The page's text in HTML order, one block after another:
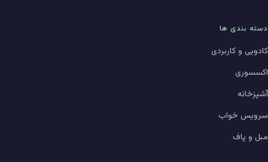
دسته بندی ها
کادویی و کاربردی
اکسسوری
آشپزخانه
سرویس خواب
مبل و پاف